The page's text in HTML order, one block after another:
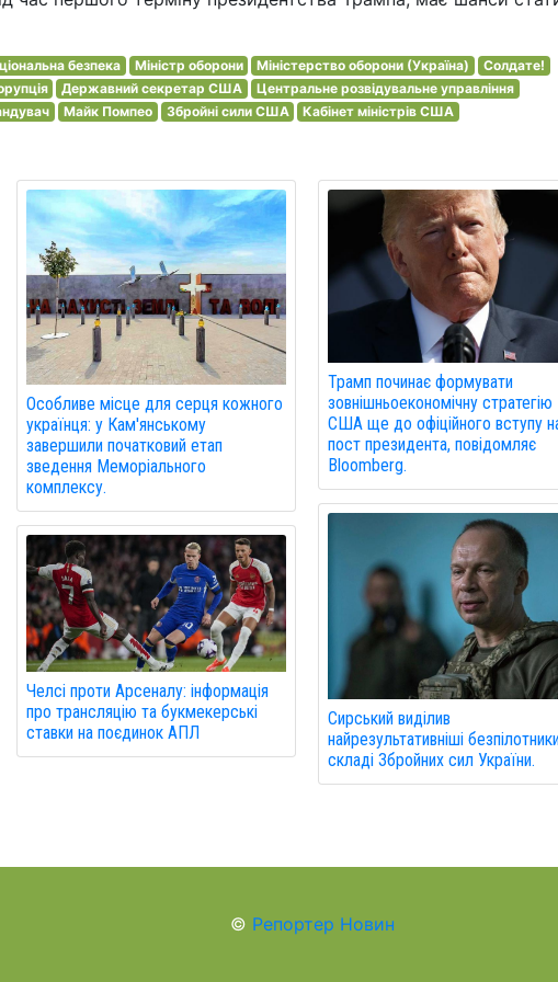
безпека Міністр оборони Міністерство оборони (Україна)
Солдате!
Державний секретар США
Центральне розвідувальне управління
Майк Помпео Збройні сили США Кабінет міністрів США
Особливе місце для серця кожного
українця: у Кам'янському
завершили початковий етап
зведення Меморіального
комплексу.
Челсі проти Арсеналу: інформація
про трансляцію та букмекерські
ставки на поєдинок АПЛ
Трамп починає формувати
зовнішньоекономічну стратегію
США ще до офіційного вступу
пост президента, повідомляє
Bloomberg.
Сирський виділив
найрезультативніші
складі Збройних сил України.
© Репортер Новин